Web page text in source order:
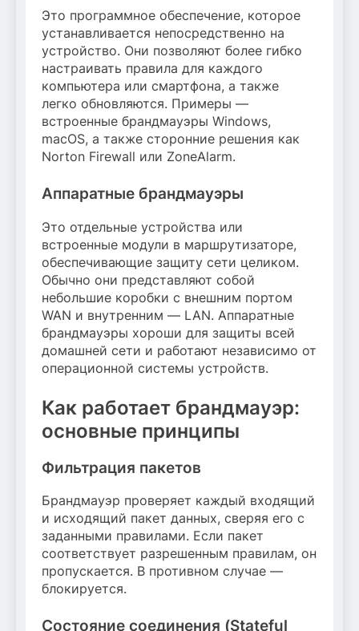
Это программное обеспечение, которое
устанавливается непосредственно на
устройство. Они позволяют более гибко
настраивать правила для каждого
компьютера или смартфона, а также
легко обновляются. Примеры —
встроенные брандмауэры Windows,
macOS, а также сторонние решения как
Norton Firewall или ZoneAlarm.
Аппаратные брандмауэры
Это отдельные устройства или
встроенные модули в маршрутизаторе,
обеспечивающие защиту сети целиком.
Обычно они представляют собой
небольшие коробки с внешним портом
WAN и внутренним — LAN. Аппаратные
брандмауэры хороши для защиты всей
домашней сети и работают независимо от
операционной системы устройств.
Как работает брандмауэр:
основные принципы
Фильтрация пакетов
Брандмауэр проверяет каждый входящий
и исходящий пакет данных, сверяя его с
заданными правилами. Если пакет
соответствует разрешенным правилам, он
пропускается. В противном случае —
блокируется.
Состояние соединения (Stateful